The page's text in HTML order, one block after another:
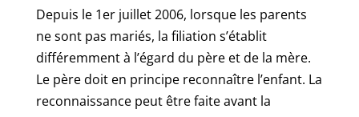
Depuis le 1er juillet 2006, lorsque les parents
ne sont pas mariés, la filiation s’établit
différemment à l’égard du père et de la mère.
Le père doit en principe reconnaître l’enfant. La
reconnaissance peut être faite avant la